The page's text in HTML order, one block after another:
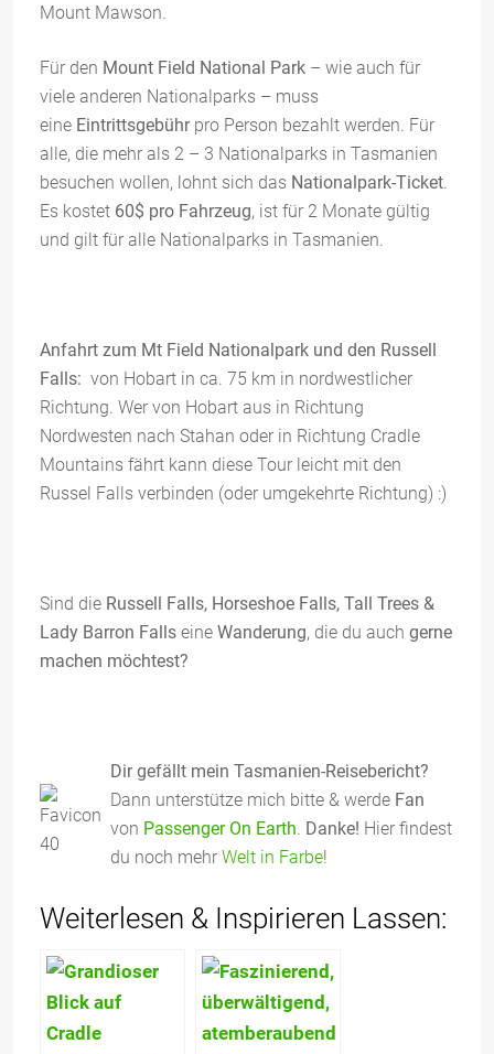
Mount Mawson.
Für den Mount Field National Park – wie auch für
viele anderen Nationalparks – muss
eine Eintrittsgebührpro Person bezahlt werden. Für
alle, die mehr als 2 – 3 Nationalparks in Tasmanien
besuchen wollen, lohnt sich das Nationalpark-Ticket
Es kostet 60$ pro Fahrzeug, ist für 2 Monate gültig
und gilt für alle Nationalparks in Tasmanien.
Anfahrt zum Mt Field Nationalpark und den Russell
Falls: von Hobart in ca. 75 km in nordwestlicher
Richtung. Wer von Hobart aus in Richtung
Nordwesten nach Stahan oder in Richtung Cradle
Mountains fährt kann diese Tour leicht mit den
Russel Falls verbinden (oder umgekehrte Richtung) :)
Sind die Russell Falls, Horseshoe Falls, Tall Trees &
Lady Barron Falls eine Wanderung, die du auch gerne
machen möchtest?
Dir gefällt mein Tasmanien-Reisebericht?
Dann unterstütze mich bitte & werde Fan
von Passenger On Earth Danke! Hier findest
du noch mehr Welt in Farbe!
Weiterlesen & Inspirieren Lassen: